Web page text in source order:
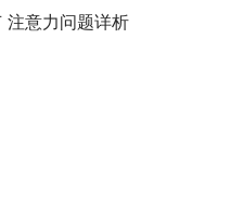
意力问题详析